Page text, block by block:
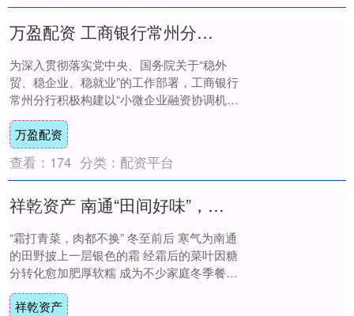
万盈配资 工商银行常州分行依托“小微企业融资协调机制”精准服务外贸企业
为深入贯彻落实党中央、国务院关于“稳外
贸、稳企业、稳就业”的工作部署，工商银行
常州分行积极构建以“小微企业融资协调机
制”为核心的外贸企业金融服务体系，主动探
索“....
万盈配资
查看： 174 分类： 配资平台
祥乾资产 南通“田间好味”，大量上市！
“霜打青菜，肉都不换” 冬至前后 寒气为南通
的田野披上一层银色的霜 经霜后的菜叶因糖
分转化愈加肥厚软糯 成为不少家庭冬季餐桌
上 最朴素却也最难得的鲜甜 “菜篮子....
祥乾资产